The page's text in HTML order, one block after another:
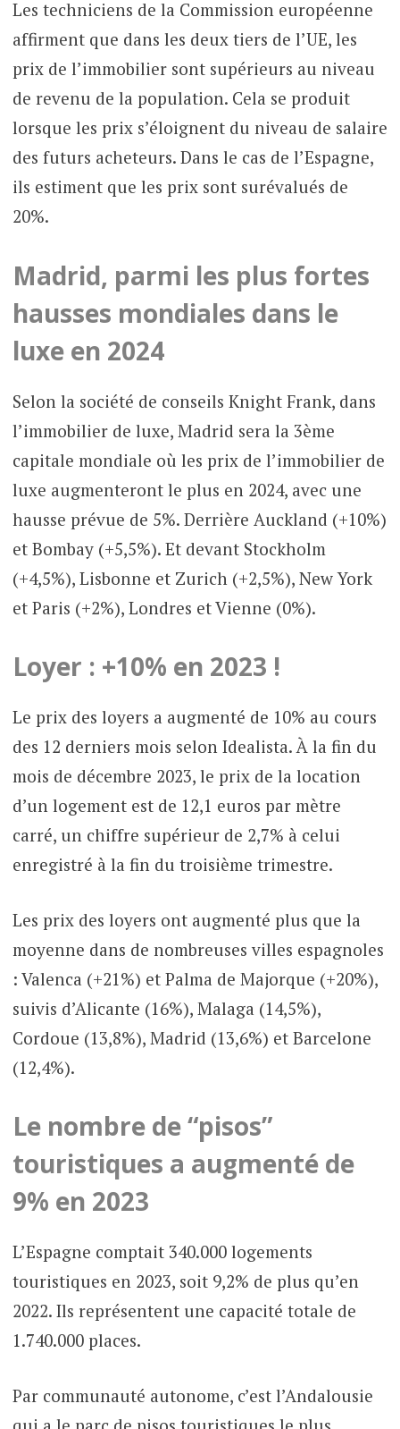
Les techniciens de la Commission européenne
affirment que dans les deux tiers de l’UE, les
prix de l’immobilier sont supérieurs au niveau
de revenu de la population. Cela se produit
lorsque les prix s’éloignent du niveau de salaire
des futurs acheteurs. Dans le cas de l’Espagne,
ils estiment que les prix sont surévalués de
20%.
Madrid, parmi les plus fortes
hausses mondiales dans le
luxe en 2024
Selon la société de conseils Knight Frank, dans
l’immobilier de luxe, Madrid sera la 3ème
capitale mondiale où les prix de l’immobilier de
luxe augmenteront le plus en 2024, avec une
hausse prévue de 5%. Derrière Auckland (+10%)
et Bombay (+5,5%). Et devant Stockholm
(+4,5%), Lisbonne et Zurich (+2,5%), New York
et Paris (+2%), Londres et Vienne (0%).
Loyer : +10% en 2023 !
Le prix des loyers a augmenté de 10% au cours
des 12 derniers mois selon Idealista. À la fin du
mois de décembre 2023, le prix de la location
d’un logement est de 12,1 euros par mètre
carré, un chiffre supérieur de 2,7% à celui
enregistré à la fin du troisième trimestre.
Les prix des loyers ont augmenté plus que la
moyenne dans de nombreuses villes espagnoles
: Valenca (+21%) et Palma de Majorque (+20%),
suivis d’Alicante (16%), Malaga (14,5%),
Cordoue (13,8%), Madrid (13,6%) et Barcelone
(12,4%).
Le nombre de “pisos”
touristiques a augmenté de
9% en 2023
L’Espagne comptait 340.000 logements
touristiques en 2023, soit 9,2% de plus qu’en
2022. Ils représentent une capacité totale de
1.740.000 places.
Par communauté autonome, c’est l’Andalousie